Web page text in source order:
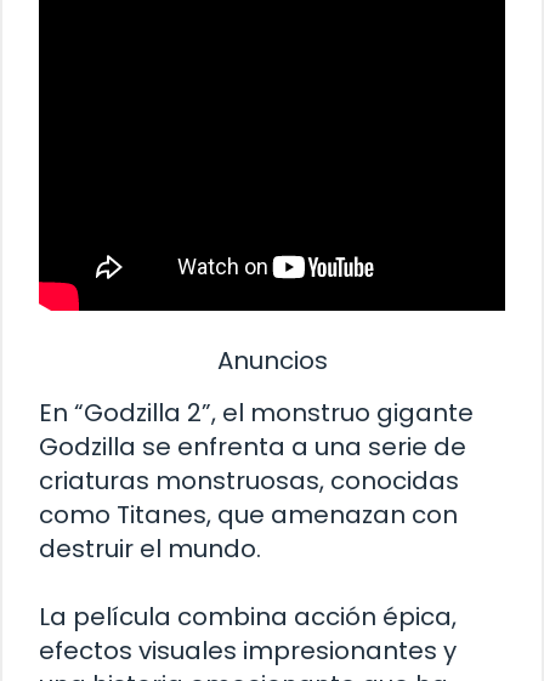
Anuncios
En “Godzilla 2”, el monstruo gigante
Godzilla se enfrenta a una serie de
criaturas monstruosas, conocidas
como Titanes, que amenazan con
destruir el mundo.
La película combina acción épica,
efectos visuales impresionantes y